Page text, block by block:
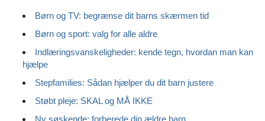
Børn og TV: begrænse dit barns skærmen tid
Børn og sport: valg for alle aldre
Indlæringsvanskeligheder: kende tegn, hvordan man kan
hjælpe
Stepfamilies: Sådan hjælper du dit barn justere
Støbt pleje: SKAL og MÅ IKKE
Ny søskende: forberede din ældre barn